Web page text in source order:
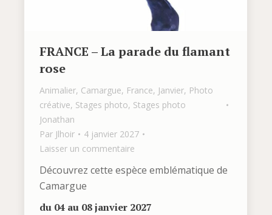
FRANCE – La parade du flamant
rose
Animalier, Camargue, France, Janvier, Photo
créative, Stages photo, Stages photo
Jonathan
Par Jlhoir
4 janvier 2027
Laisser un commentaire
Découvrez cette espèce emblématique de
Camargue
du 04 au 08 janvier 2027